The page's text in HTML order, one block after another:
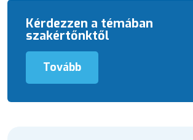
Kérdezzen a témában
szakértőnktől
Tovább